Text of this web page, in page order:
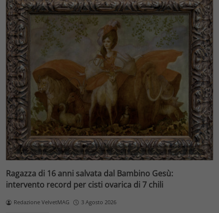
Ragazza di 16 anni salvata dal Bambino Gesù:
intervento record per cisti ovarica di 7 chili
Redazione VelvetMAG 3 Agosto 2026